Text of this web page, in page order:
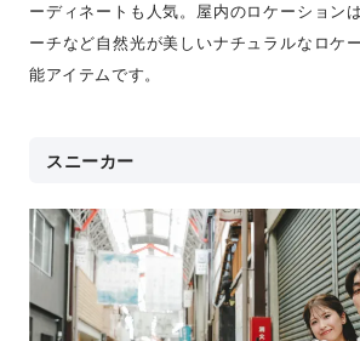
ーディネートも人気。屋内のロケーション
ーチなど自然光が美しいナチュラルなロケ
能アイテムです。
スニーカー